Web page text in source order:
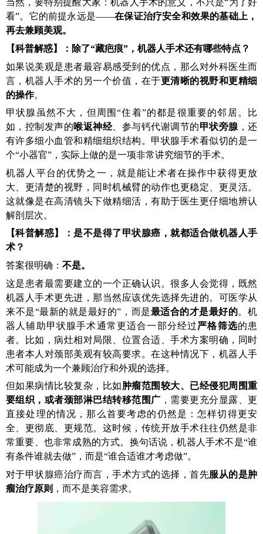
当然，要特别提醒大家：机器人手术的意义，不只是“为了好
看”。它的前提永远是——在保证治疗安全和效果的基础上，
再去兼顾美观。
【科普解惑】 ： 除了“藏疤痕”，机器人手术还有哪些特点？
如果说美观是患者最容易感受到的优点，那么对外科医生而
言，机器人手术的另一个价值，在于更清晰的视野和更精细
的操作。
甲状腺虽然不大，但周围“住着”的都是很重要的邻居。比
如，控制发声的喉返神经、参与钙代谢调节的甲状旁腺 ，还
有许多细小血管和精细组织结构。甲状腺手术看似切的是一
个“小器官”，实际上做的是一项非常讲究细节的手术。
机器人平台的优势之一，就是能让术者在操作中获得更放
大、更清楚的视野，同时机械臂的动作也更稳定、更灵活。
这就像是在高清镜头下做精细活，有助于医生更仔细地辨认
解剖层次。
【科普解惑】 ：是不是得了甲状腺癌，就都适合做机器人手
术？
答案很明确： 不是。
这是患者最需要建立的一个正确认识。很多人会觉得，既然
机器人手术更先进，那当然应该优先选择先进的。可医学从
来不是“最新的就是最好的”，而是最适合的才是最好的。机
器人辅助甲状腺手术通常更适合一部分经过严格筛选的患
者。比如，病灶相对局限、位置合适、手术方案明确，同时
患者本人对颈部美观有较高要求。在这种情况下，机器人手
术可能成为一个兼顾治疗和外观的选择。
但如果病情比较复杂，比如肿瘤范围较大、已经侵犯周围重
要组织，或者颈部淋巴结转移范围广 ，需要更充分显露、更
直接处理的情况，那么首要考虑的仍然是：怎样切得更安
全、更彻底、更规范。这时候，传统开放手术往往仍然是非
常重要、也非常成熟的方式。换句话说，机器人手术不是“谁
有条件谁就去做”，而是“谁合适谁才考虑做”。
对于甲状腺癌治疗而言，手术方式的选择，首先服从的是肿
瘤治疗原则 ，而不是美容需求。